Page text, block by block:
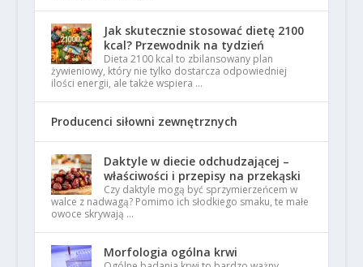
Jak skutecznie stosować dietę 2100
kcal? Przewodnik na tydzień
Dieta 2100 kcal to zbilansowany plan
żywieniowy, który nie tylko dostarcza odpowiedniej
ilości energii, ale także wspiera …
Producenci siłowni zewnętrznych
Daktyle w diecie odchudzającej –
właściwości i przepisy na przekąski
Czy daktyle mogą być sprzymierzeńcem w
walce z nadwagą? Pomimo ich słodkiego smaku, te małe
owoce skrywają …
Morfologia ogólna krwi